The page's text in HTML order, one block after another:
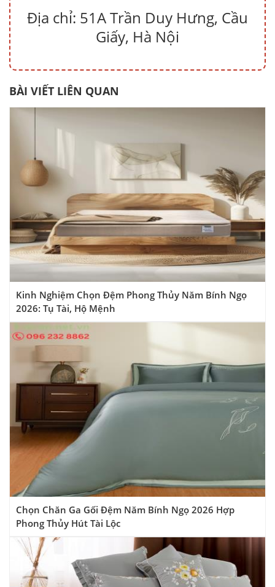
Địa chỉ: 51A Trần Duy Hưng, Cầu
Giấy, Hà Nội
BÀI VIẾT LIÊN QUAN
Kinh Nghiệm Chọn Đệm Phong Thủy Năm Bính Ngọ
2026: Tụ Tài, Hộ Mệnh
Chọn Chăn Ga Gối Đệm Năm Bính Ngọ 2026 Hợp
Phong Thủy Hút Tài Lộc